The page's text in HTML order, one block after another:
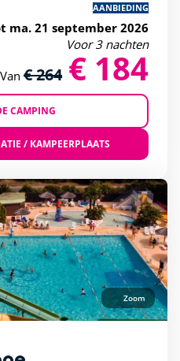
AANBIEDING
ma. 21 september 2026
Voor 3 nachten
Van € 264 € 184
CAMPING
/ KAMPEERPLAATS
Zoom